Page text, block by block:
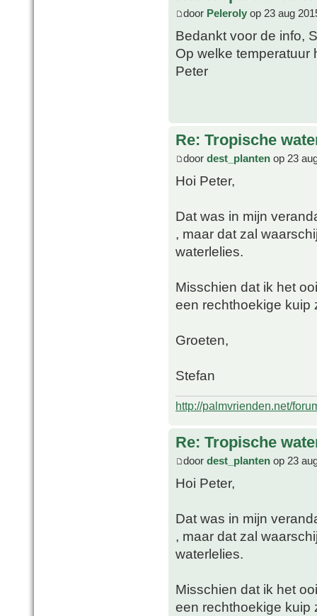
door Peleroly op 23 aug
Bedankt voor de info,
Op welke temperatuur
Peter
Re: Tropische
door dest_planten op 23
Hoi Peter,
Dat was in mijn
, maar dat zal
waterlelies.
Misschien dat ik het
een rechthoekige kuip
Groeten,
Stefan
http://palmvrienden.net/
Re: Tropische
door dest_planten op 23
Hoi Peter,
Dat was in mijn
, maar dat zal
waterlelies.
Misschien dat ik het
een rechthoekige kuip